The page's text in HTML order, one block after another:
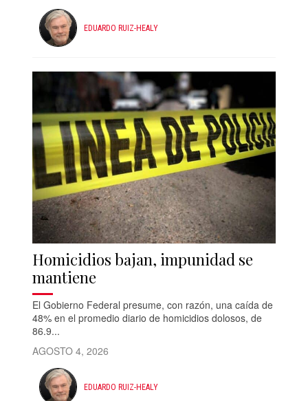
EDUARDO RUIZ-HEALY
Homicidios bajan, impunidad se
mantiene
El Gobierno Federal presume, con razón, una caída de
48% en el promedio diario de homicidios dolosos, de
86.9...
AGOSTO 4, 2026
EDUARDO RUIZ-HEALY